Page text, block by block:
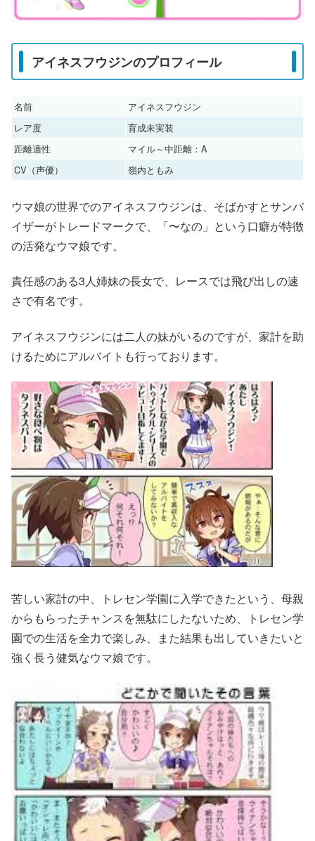
アイネスフウジンのプロフィール
名前
アイネスフウジン
レア度
育成未実装
距離適性
マイル～中距離：A
CV（声優）
嶺内ともみ
ウマ娘の世界でのアイネスフウジンは、そばかすとサンバ
イザーがトレードマークで、「〜なの」という口癖が特徴
の活発なウマ娘です。
責任感のある3人姉妹の長女で、レースでは飛び出しの速
さで有名です。
アイネスフウジンには二人の妹がいるのですが、家計を助
けるためにアルバイトも行っております。
苦しい家計の中、トレセン学園に入学できたという、母親
からもらったチャンスを無駄にしたないため、トレセン学
園での生活を全力で楽しみ、また結果も出していきたいと
強く長う健気なウマ娘です。